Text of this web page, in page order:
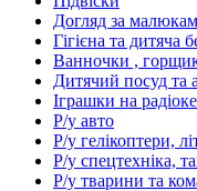
Догляд за
Гігієна та дитяча
Ванночки ,
Дитячий посуд та
Іграшки на
Р/у авто
Р/у гелікоптери,
Р/у спецтехніка,
Р/у тварини та